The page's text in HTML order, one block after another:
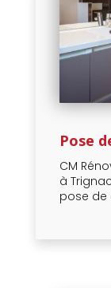
Pose
CM
à
pose de